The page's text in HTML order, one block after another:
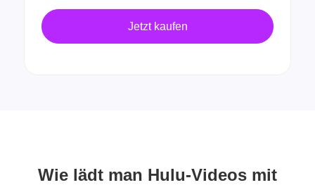
Jetzt kaufen
Wie lädt man Hulu-Videos mit